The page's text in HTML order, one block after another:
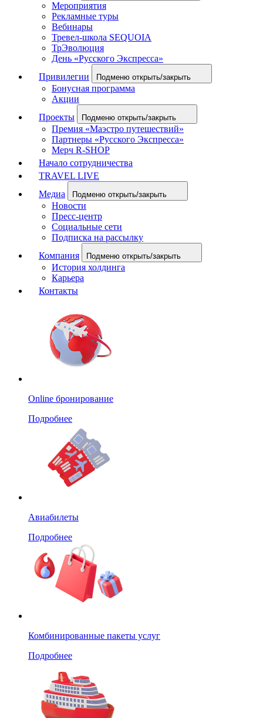
Мероприятия
Рекламные туры
Вебинары
Тревел-школа SEQUOIA
ТрЭволюция
День «Русского Экспресса»
Привилегии
Подменю открыть/закрыть
Бонусная программа
Акции
Проекты
Подменю открыть/закрыть
Премия «Маэстро путешествий»
Партнеры «Русского Экспресса»
Мерч R-SHOP
Начало сотрудничества
TRAVEL LIVE
Медиа
Подменю открыть/закрыть
Новости
Пресс-центр
Социальные сети
Подписка на рассылку
Компания
Подменю открыть/закрыть
История холдинга
Карьера
Контакты
Online бронирование
Подробнее
Авиабилеты
Подробнее
Комбинированные пакеты услуг
Подробнее